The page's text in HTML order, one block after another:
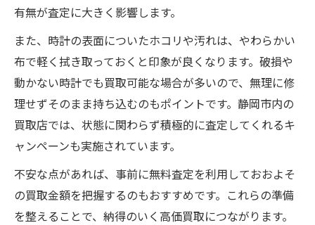
応
汚れや破損品でも買取が可能な安心ポイン
ト
高価買取を目指す方へ時計査定の重要ポイント
時計買取で注目すべき査定基準と評価方法
高価買取を引き出す時計の査定ポイント
査定額が上がるブランド時計の特徴とは
静岡で高価買取を狙う時計査定のコツ
有無が査定に大きく影響します。
また、時計の表面についたホコリや汚れは、やわらかい
布で軽く拭き取っておくと印象が良くなります。破損や
動かない時計でも買取可能な場合が多いので、無理に修
理せずそのまま持ち込むのもポイントです。静岡市内の
買取店では、状態に関わらず積極的に査定してくれるキ
ャンペーンも実施されています。
不安な点があれば、事前に無料査定を利用しておおよそ
の買取金額を把握するのもおすすめです。これらの準備
を整えることで、納得のいく高価買取につながります。